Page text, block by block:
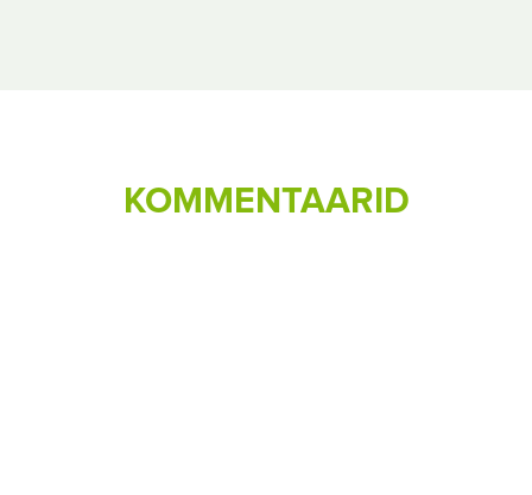
KOMMENTAARID